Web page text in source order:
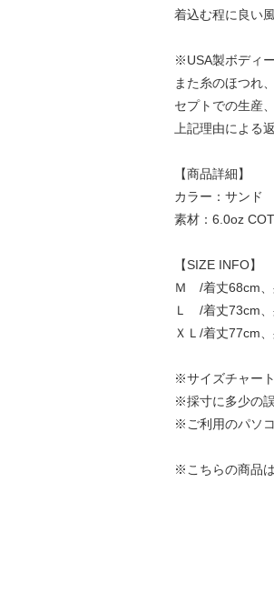
着込む程に良い
※USA製ボディ
また糸のほつれ
セプトでの生産
上記理由による
【商品詳細】
カラー：サンド
素材：6.0oz
【SIZE INFO】
Ｍ /着丈68cm、
Ｌ /着丈73cm、
ＸＬ/着丈77cm
※サイズチャー
※採寸に多少の
※ご利用のパソ
※こちらの商品